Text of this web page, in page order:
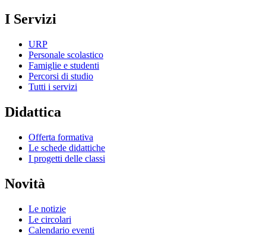
I Servizi
URP
Personale scolastico
Famiglie e studenti
Percorsi di studio
Tutti i servizi
Didattica
Offerta formativa
Le schede didattiche
I progetti delle classi
Novità
Le notizie
Le circolari
Calendario eventi